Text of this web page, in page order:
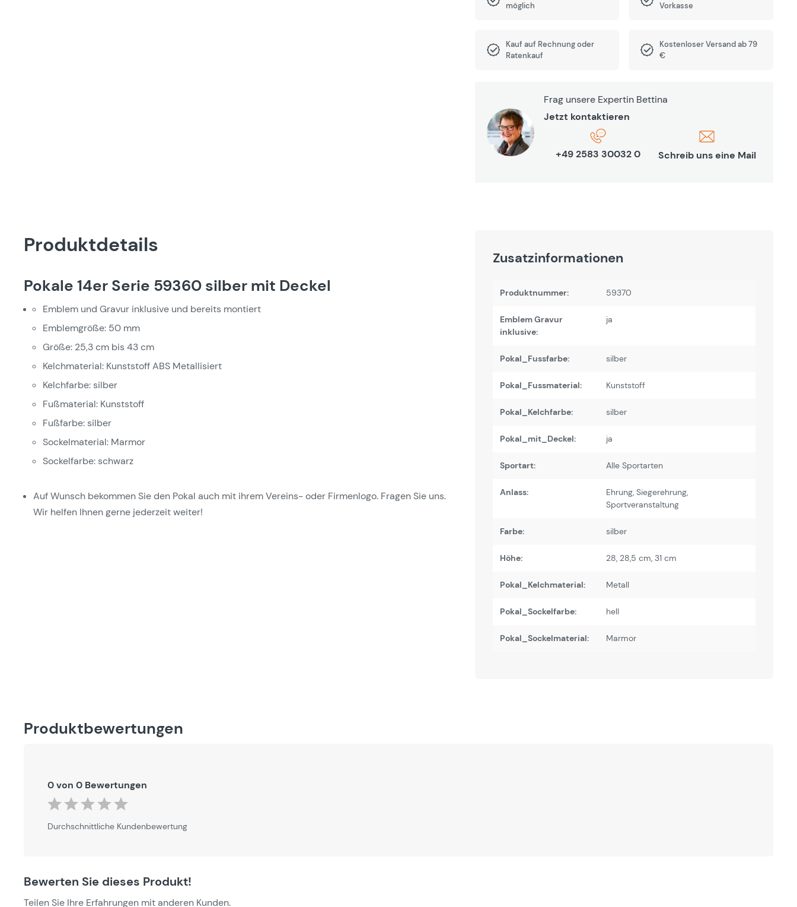
möglich
Vorkasse
Kauf auf Rechnung oder
Ratenkauf
Kostenloser Versand ab 79
€
Frag unsere Expertin Bettina
Jetzt kontaktieren
+49 2583 30032 0 Schreib uns eine Mail
Produktdetails
Pokale 14er Serie 59360 silber mit Deckel
Emblem und Gravur inklusive und bereits montiert
Emblemgröße: 50 mm
Größe: 25,3 cm bis 43 cm
Kelchmaterial: Kunststoff ABS Metallisiert
Kelchfarbe: silber
Fußmaterial: Kunststoff
Fußfarbe: silber
Sockelmaterial: Marmor
Sockelfarbe: schwarz
Auf Wunsch bekommen Sie den Pokal auch mit ihrem Vereins- oder Firmenlogo. Fragen Sie uns.
Wir helfen Ihnen gerne jederzeit weiter!
Zusatzinformationen
Produktnummer: 59370
Emblem Gravur
inklusive:
ja
Pokal_Fussfarbe: silber
Pokal_Fussmaterial: Kunststoff
Pokal_Kelchfarbe: silber
Pokal_mit_Deckel: ja
Sportart: Alle Sportarten
Anlass: Ehrung, Siegerehrung,
Sportveranstaltung
Farbe: silber
Höhe: 28, 28,5 cm, 31 cm
Pokal_Kelchmaterial: Metall
Pokal_Sockelfarbe: hell
Pokal_Sockelmaterial: Marmor
Produktbewertungen
0 von 0 Bewertungen
Durchschnittliche Bewertung von 0 von 5 Sternen
Durchschnittliche Kundenbewertung
Bewerten Sie dieses Produkt!
Teilen Sie Ihre Erfahrungen mit anderen Kunden.